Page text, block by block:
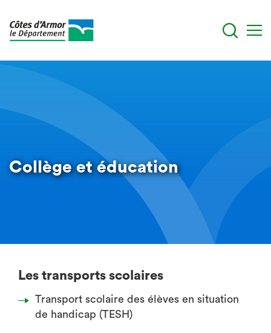
principal
Collège et éducation
Les transports scolaires
Transport scolaire des élèves en situation
de handicap (TESH)